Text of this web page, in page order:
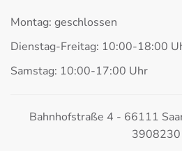
Montag: geschlossen
Dienstag-Freitag: 10:00-18:00
Samstag: 10:00-17:00 Uhr
Bahnhofstraße 4 - 66111
3908230